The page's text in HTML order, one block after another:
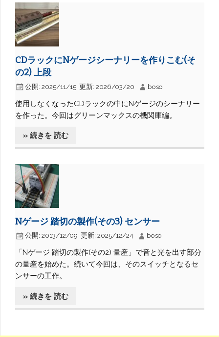
CDラックにNゲージシーナリーを作りこむ(そ
の2) 上段
公開: 2025/11/15 更新: 2026/03/20 boso
使用しなくなったCDラックの中にNゲージのシーナリー
を作った。今回はグリーンマックスの機関庫編。
» 続きを 読む
Nゲージ 踏切の製作(その3) センサー
公開: 2013/12/09 更新: 2025/12/24 boso
「Nゲージ 踏切の製作(その2) 量産」で音と光を出す部分
の量産を始めた。続いて今回は、そのスイッチとなるセ
ンサーの工作。
» 続きを 読む